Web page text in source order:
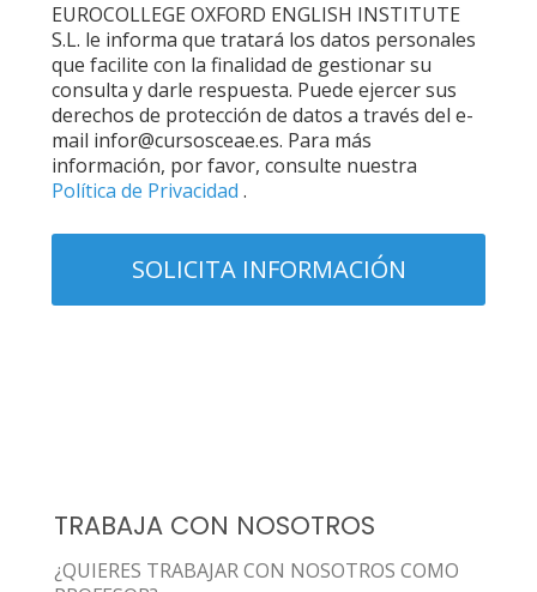
EUROCOLLEGE OXFORD ENGLISH INSTITUTE
S.L. le informa que tratará los datos personales
que facilite con la finalidad de gestionar su
consulta y darle respuesta. Puede ejercer sus
derechos de protección de datos a través del e-
mail infor@cursosceae.es. Para más
información, por favor, consulte nuestra
Política de Privacidad .
TRABAJA CON NOSOTROS
¿QUIERES TRABAJAR CON NOSOTROS COMO